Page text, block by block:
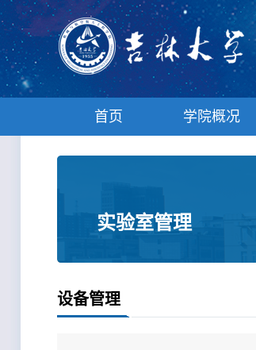
首页 学院概况
实验室管理
设备管理